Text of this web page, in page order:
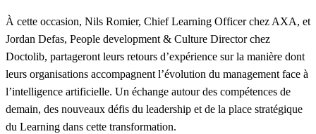
À cette occasion, Nils Romier, Chief Learning Officer chez AXA, et
Jordan Defas, People development & Culture Director chez
Doctolib, partageront leurs retours d’expérience sur la manière dont
leurs organisations accompagnent l’évolution du management face à
l’intelligence artificielle. Un échange autour des compétences de
demain, des nouveaux défis du leadership et de la place stratégique
du Learning dans cette transformation.